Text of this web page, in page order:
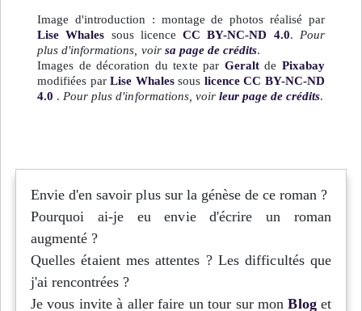
Image d'introduction : montage de photos réalisé par
Lise Whales sous licenceCC BY-NC-ND 4.0. Pour
plus d'informations, voir sa page de crédits.
Images de décoration du texte par Geraltde Pixabay
modifiées parLise Whalessous licence CC BY-NC-ND
4.0 . Pour plus d'informations, voir leur page de crédits.
Envie d'en savoir plus sur la génèse de ce roman ?
Pourquoi ai-je eu envie d'écrire un roman
augmenté ?
Quelles étaient mes attentes ? Les difficultés que
j'ai rencontrées ?
Je vous invite à aller faire un tour sur monBloget